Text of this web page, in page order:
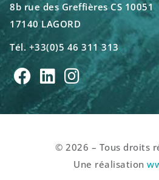
8b rue des Greffières CS 10051
17140 LAGORD
Tél. +33(0)5 46 311 313
© 2026 – Tous droits
Une réalisation